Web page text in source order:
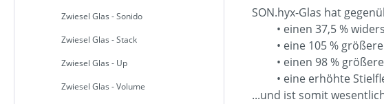
Zwiesel Glas - Sonido
Zwiesel Glas - Stack
Zwiesel Glas - Up
Zwiesel Glas - Volume
SON.hyx-Glas hat
• einen 37,5 %
• eine 105 % größere
• einen 98 %
• eine erhöhte
...und ist somit